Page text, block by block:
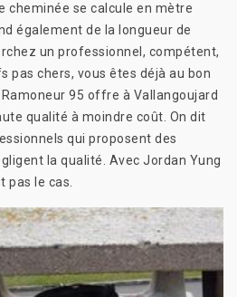
cheminée se calcule en mètre
également de la longueur de
un professionnel, compétent,
pas chers, vous êtes déjà au bon
95 offre à Vallangoujard
qualité à moindre coût. On dit
qui proposent des
la qualité. Avec Jordan Yung
pas le cas.